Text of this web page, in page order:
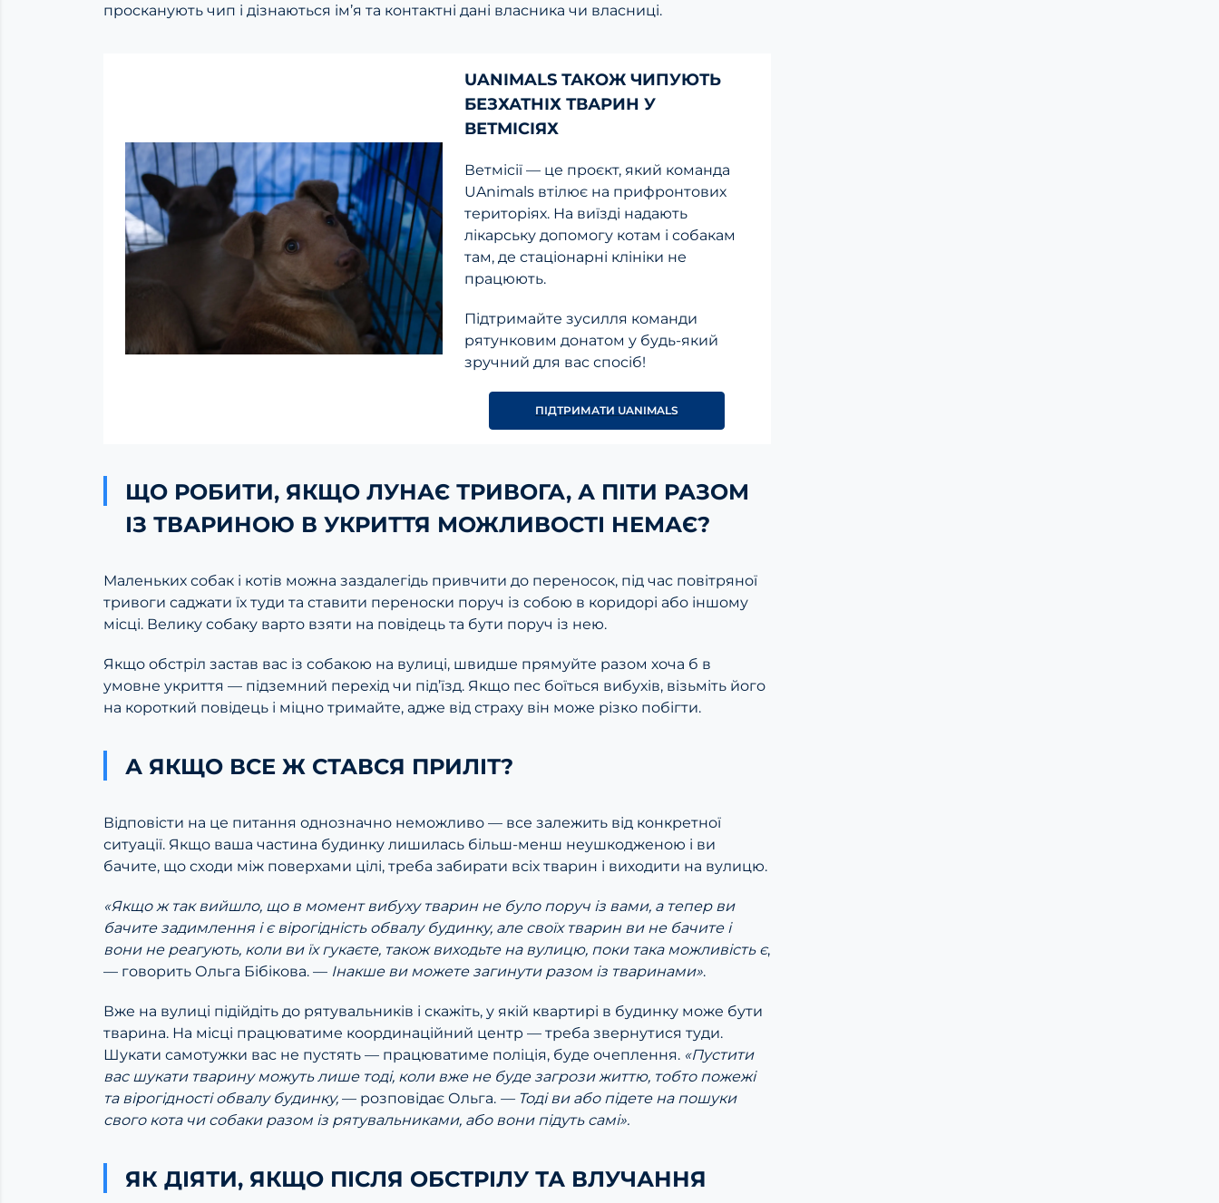
просканують чип і дізнаються ім’я та контактні дані власника чи власниці.
UANIMALS ТАКОЖ ЧИПУЮТЬ
БЕЗХАТНІХ ТВАРИН У
ВЕТМІСІЯХ
Ветмісії — це проєкт, який команда
UAnimals втілює на прифронтових
територіях. На виїзді надають
лікарську допомогу котам і собакам
там, де стаціонарні клініки не
працюють.
Підтримайте зусилля команди
рятунковим донатом у будь-який
зручний для вас спосіб!
ПІДТРИМАТИ UANIMALS
ЩО РОБИТИ, ЯКЩО ЛУНАЄ ТРИВОГА, А ПІТИ РАЗОМ
ІЗ ТВАРИНОЮ В УКРИТТЯ МОЖЛИВОСТІ НЕМАЄ?
Маленьких собак і котів можна заздалегідь привчити до переносок, під час повітряної
тривоги саджати їх туди та ставити переноски поруч із собою в коридорі або іншому
місці. Велику собаку варто взяти на повідець та бути поруч із нею.
Якщо обстріл застав вас із собакою на вулиці, швидше прямуйте разом хоча б в
умовне укриття — підземний перехід чи під’їзд. Якщо пес боїться вибухів, візьміть його
на короткий повідець і міцно тримайте, адже від страху він може різко побігти.
А ЯКЩО ВСЕ Ж СТАВСЯ ПРИЛІТ?
Відповісти на це питання однозначно неможливо — все залежить від конкретної
ситуації. Якщо ваша частина будинку лишилась більш-менш неушкодженою і ви
бачите, що сходи між поверхами цілі, треба забирати всіх тварин і виходити на вулицю.
«Якщо ж так вийшло, що в момент вибуху тварин не було поруч із вами, а тепер ви
бачите задимлення і є вірогідність обвалу будинку, але своїх тварин ви не бачите і
вони не реагують, коли ви їх гукаєте, також виходьте на вулицю, поки така можливість є,
— говорить Ольга Бібікова. — Інакше ви можете загинути разом із тваринами».
Вже на вулиці підійдіть до рятувальників і скажіть, у якій квартирі в будинку може бути
тварина. На місці працюватиме координаційний центр — треба звернутися туди.
Шукати самотужки вас не пустять — працюватиме поліція, буде очеплення. «Пустити
вас шукати тварину можуть лише тоді, коли вже не буде загрози життю, тобто пожежі
та вірогідності обвалу будинку, — розповідає Ольга. — Тоді ви або підете на пошуки
свого кота чи собаки разом із рятувальниками, або вони підуть самі».
ЯК ДІЯТИ, ЯКЩО ПІСЛЯ ОБСТРІЛУ ТА ВЛУЧАННЯ